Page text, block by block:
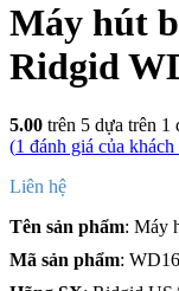
Máy hút
Ridgid
5.00 trên 5 dựa trên 1
(1 đánh giá của khách
Liên hệ
Tên sản phẩm: Máy
Mã sản phẩm: